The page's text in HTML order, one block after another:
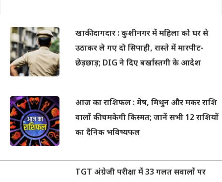
खाकी दागदार : कुशीनगर में महिला को घर से
उठाकर ले गए दो सिपाही, रास्ते में मारपीट-
छेड़छाड़; DIG ने दिए बर्खास्तगी के आदेश
आज का राशिफल : मेष, मिथुन और मकर राशि
वालों की चमकेगी किस्मत; जानें सभी 12 राशियों
का दैनिक भविष्यफल
TGT अंग्रेजी परीक्षा में 33 गलत सवालों पर